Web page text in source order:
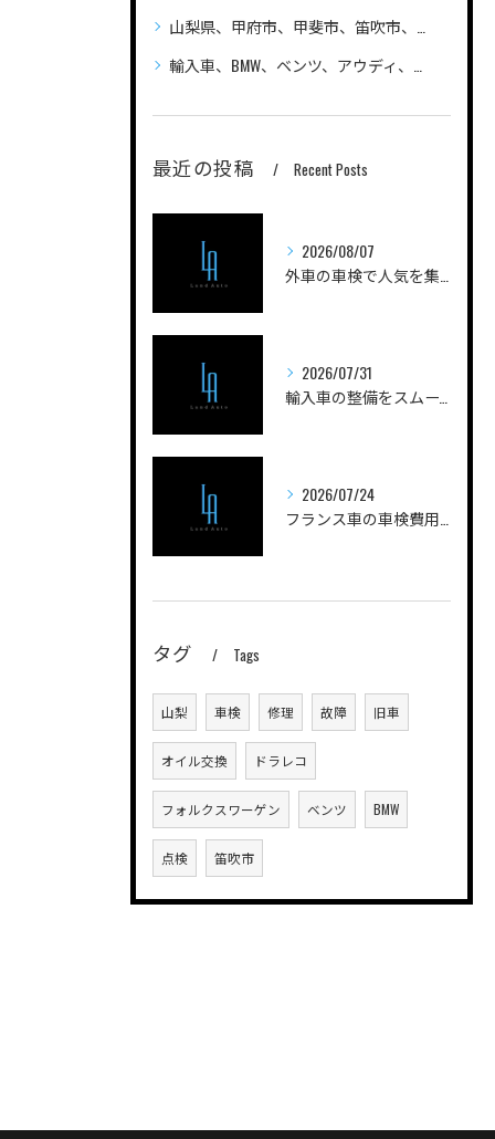
山梨県、甲府市、甲斐市、笛吹市、昭和町、輸入車の車検、整備、修理なら笛吹市のLandAuto（ランドオート）へご相談ください
輸入車、BMW、ベンツ、アウディ、ジープ、プジョー、フォルクスワーゲン、ポルシェ、自動車の車検、整備、修理ならLandAutoへご相談ください
最近の投稿 Recent Posts
2026/08/07
2026/07/31
2026/07/24
タグ Tags
山梨 車検 修理 故障 旧車
オイル交換 ドラレコ
フォルクスワーゲン ベンツ BMW
点検 笛吹市